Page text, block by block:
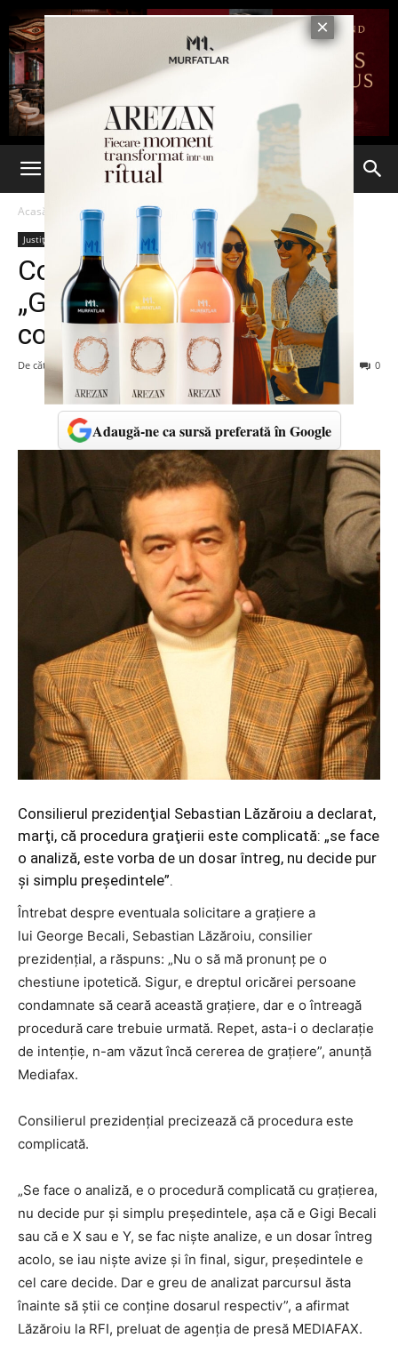
Acasă Justiție
Justiție
Consilierii Preşedintelui:
„Graţierea lui Gigi Becali e
complicată şi greoaie”
De către 21 mai 2013 0
Adaugă-ne ca sursă preferată în Google
Consilierul prezidenţial Sebastian Lăzăroiu a declarat,
marţi, că procedura graţierii este complicată: „se face
o analiză, este vorba de un dosar întreg, nu decide pur
şi simplu preşedintele”.
Întrebat despre eventuala solicitare a graţiere a
lui George Becali, Sebastian Lăzăroiu, consilier
prezidenţial, a răspuns: „Nu o să mă pronunţ pe o
chestiune ipotetică. Sigur, e dreptul oricărei persoane
condamnate să ceară această graţiere, dar e o întreagă
procedură care trebuie urmată. Repet, asta-i o declaraţie
de intenţie, n-am văzut încă cererea de graţiere”, anunţă
Mediafax.
Consilierul prezidenţial precizează că procedura este
complicată.
„Se face o analiză, e o procedură complicată cu graţierea,
nu decide pur şi simplu preşedintele, aşa că e Gigi Becali
sau că e X sau e Y, se fac nişte analize, e un dosar întreg
acolo, se iau nişte avize şi în final, sigur, preşedintele e
cel care decide. Dar e greu de analizat parcursul ăsta
înainte să ştii ce conţine dosarul respectiv”, a afirmat
Lăzăroiu la RFI, preluat de agenţia de presă MEDIAFAX.